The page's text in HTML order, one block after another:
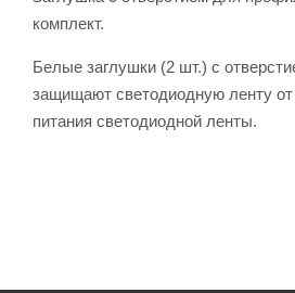
комплект.
Белые заглушки (2 шт.) с
защищают светодиодную ленту от
питания светодиодной ленты.